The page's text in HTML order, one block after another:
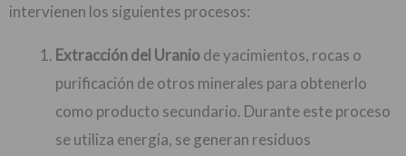
intervienen los siguientes procesos:
Extracción del Uraniode yacimientos, rocas o
purificación de otros minerales para obtenerlo
como producto secundario. Durante este proceso
se utiliza energía, se generan residuos